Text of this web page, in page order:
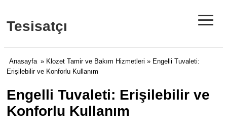
Tesisatçı ≡
Anasayfa » Klozet Tamir ve Bakım Hizmetleri » Engelli Tuvaleti:
Erişilebilir ve Konforlu Kullanım
Engelli Tuvaleti: Erişilebilir ve
Konforlu Kullanım